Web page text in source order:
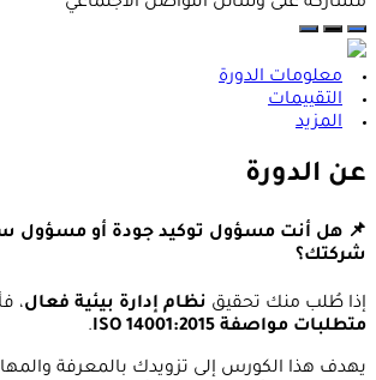
معلومات الدورة
التقييمات
المزيد
عن الدورة
📌 هل أنت مسؤول توكيد جودة أو مسؤول
شركتك؟
إذا طُلب منك تحقيق نظام إدارة بيئية فعال،
متطلبات مواصفة ISO 14001:2015
.
يهدف هذا الكورس إلى تزويدك بالمعرفة